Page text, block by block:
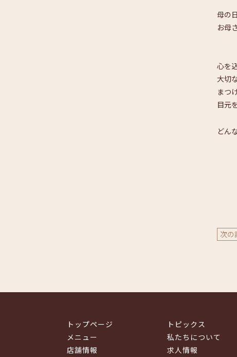
母の
お母
心を
大切
まつ
目元
どん
次の
トップページ
メニュー
店舗情報
トピックス
私たちについて
求人情報